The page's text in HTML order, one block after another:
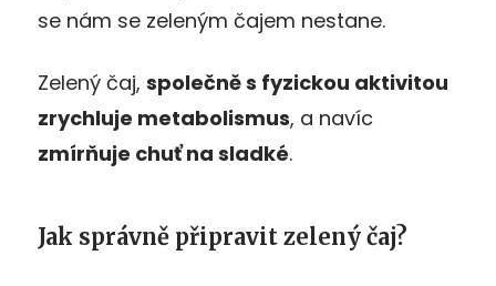
se nám se zeleným čajem nestane.
Zelený čaj, společně s fyzickou aktivitou
zrychluje metabolismus, a navíc
zmírňuje chuť na sladké.
Jak správně připravit zelený čaj?